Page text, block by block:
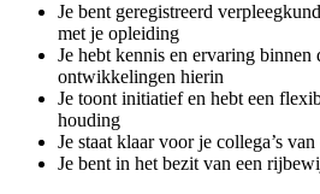
Je bent geregistreerd
met je opleiding
Je hebt kennis en ervaring binnen
ontwikkelingen hierin
Je toont initiatiefen hebt een
houding
Je staat klaar voor je collega’s van
Je bent in het bezit van een